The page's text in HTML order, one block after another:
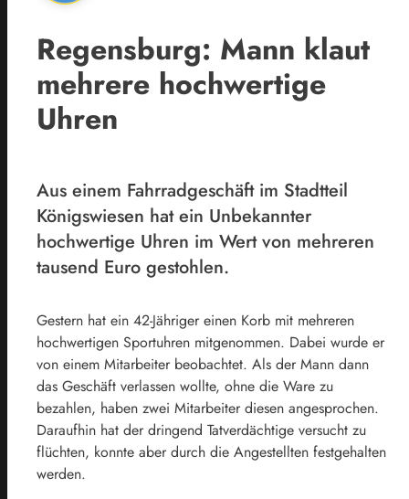
Regensburg: Mann klaut
mehrere hochwertige
Uhren
Aus einem Fahrradgeschäft im Stadtteil
Königswiesen hat ein Unbekannter
hochwertige Uhren im Wert von mehreren
tausend Euro gestohlen.
Gestern hat ein 42-Jähriger einen Korb mit mehreren
hochwertigen Sportuhren mitgenommen. Dabei wurde er
von einem Mitarbeiter beobachtet. Als der Mann dann
das Geschäft verlassen wollte, ohne die Ware zu
bezahlen, haben zwei Mitarbeiter diesen angesprochen.
Daraufhin hat der dringend Tatverdächtige versucht zu
flüchten, konnte aber durch die Angestellten festgehalten
werden.